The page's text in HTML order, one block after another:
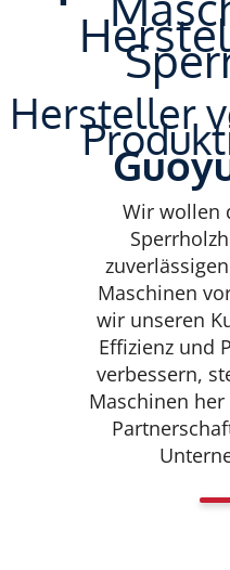
Hersteller
Wir wollen
Maschinen
wir unseren
Effizienz und
verbessern,
Maschinen